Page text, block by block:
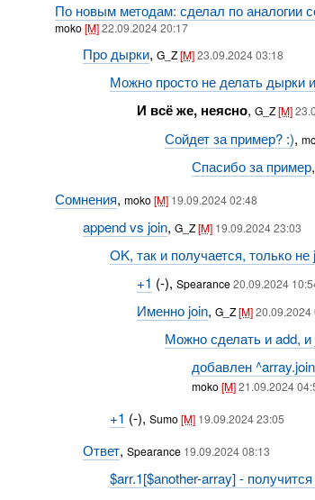
По новым методам: сделал по аналогии
moko[M]22.09.2024 20:17
Про дырки, G_Z[M]23.09.2024 03:18
Можно просто не делать дырки
И всё же, неясно,G_Z[M]
Сойдет за пример? :),
Спасибо за пример
Сомнения,moko[M] 19.09.2024 02:48
append vs join, G_Z[M] 19.09.2024 23:03
OK, так и получается, только не
+1 (-),Spearance20.09.2024
Именно join,G_Z[M] 20.09.2024
Можно сделать и add, и
добавлен
moko[M]21.09.2024
+1 (-),Sumo[M] 19.09.2024 23:05
Ответ, Spearance 19.09.2024 08:13
$arr.1[$another-array] -